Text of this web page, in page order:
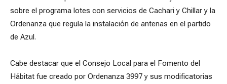
sobre el programa lotes con servicios de Cachari y Chillar y la
Ordenanza que regula la instalación de antenas en el partido
de Azul.
Cabe destacar que el Consejo Local para el Fomento del
Hábitat fue creado por Ordenanza 3997 y sus modificatorias